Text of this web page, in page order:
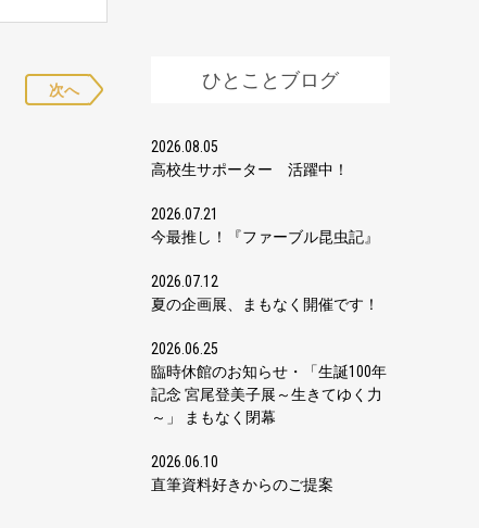
次へ ひとことブログ
2026.08.05
高校生サポーター 活躍中！
2026.07.21
今最推し！『ファーブル昆虫記』
2026.07.12
夏の企画展、まもなく開催です！
2026.06.25
臨時休館のお知らせ・「生誕100年
記念 宮尾登美子展～生きてゆく力
～」 まもなく閉幕
2026.06.10
直筆資料好きからのご提案